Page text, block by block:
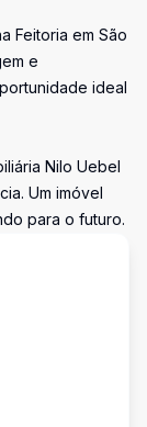
Feitoria em São
e
ideal
Nilo Uebel
Um imóvel
para o futuro.